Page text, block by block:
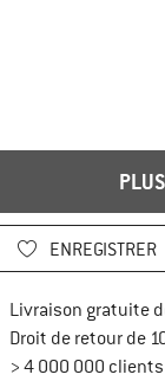
ENREGISTRER
Livraison gratuite
Droit de retour de
> 4 000 000